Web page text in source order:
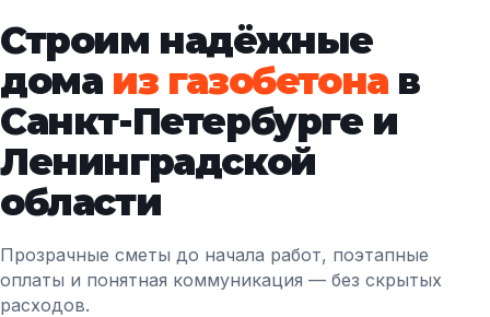
Строим надёжные
дома из газобетонав
Санкт-Петербурге и
Ленинградской
области
Прозрачные сметы до начала работ, поэтапные
оплаты и понятная коммуникация — без скрытых
расходов.